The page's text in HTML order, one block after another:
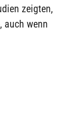
zeigten,
auch wenn